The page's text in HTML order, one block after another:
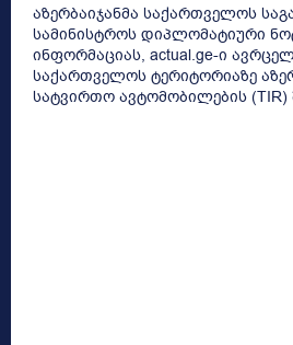
აზერბაიჯანმა საქართველოს
სამინისტროს დიპლომატიური
ინფორმაციას, actual.ge-ი
საქართველოს ტერიტორიაზე
სატვირთო ავტომობილების (TIR)